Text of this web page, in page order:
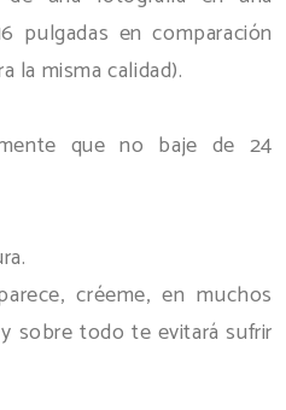
pulgadas en comparación
la misma calidad).
que no baje de 24
créeme, en muchos
sobre todo te evitará sufrir